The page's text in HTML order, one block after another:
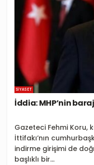
SIYASET
İddia: MHP’nin
Gazeteci Fehmi Koru,
İttifakı’nın
indirme girişimi de
başlıklı bir...